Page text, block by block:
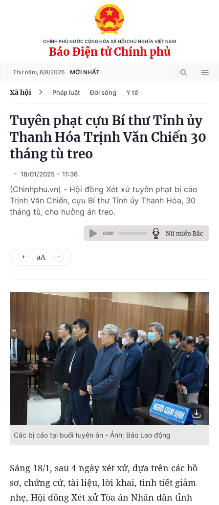
CHÍNH PHỦ NƯỚC CỘNG HÒA XÃ HỘI CHỦ NGHĨA VIỆT NAM
Báo Điện tử Chính phủ
Thứ năm, 6/8/2026 MỚI NHẤT
Xã hội Pháp luật Đời sống Y tế
Tuyên phạt cựu Bí thư Tỉnh ủy
Thanh Hóa Trịnh Văn Chiến 30
tháng tù treo
18/01/2025 11:36
(Chinhphu.vn) - Hội đồng Xét xử tuyên phạt bị cáo
Trịnh Văn Chiến, cựu Bí thư Tỉnh ủy Thanh Hóa, 30
tháng tù, cho hưởng án treo.
0:00 Nữ miền Bắc
aA
Các bị cáo tại buổi tuyên án - Ảnh: Báo Lao động
Sáng 18/1, sau 4 ngày xét xử, dựa trên các hồ
sơ, chứng cứ, tài liệu, lời khai, tình tiết giảm
nhẹ, Hội đồng Xét xử Tòa án Nhân dân tỉnh